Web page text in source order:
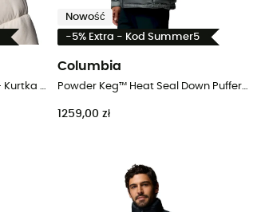
Puffect™ IV Hooded Jacket - Kurtka męski
Nowość
-5% Extra - Kod Summer5
Columbia
Powder Keg™ Heat Seal Down Puffer - Kurtka puchowa meski
1259,00 zł